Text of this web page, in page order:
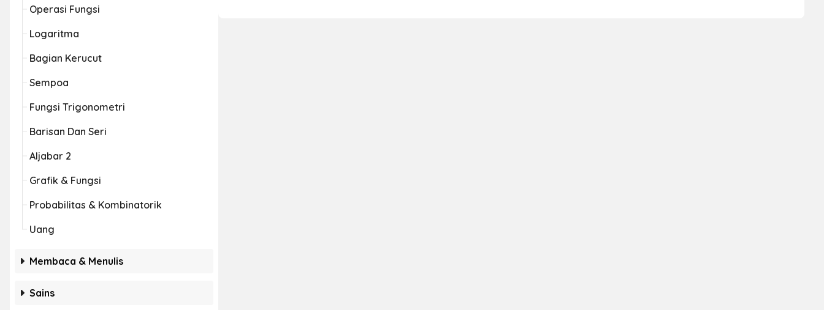
Operasi Fungsi
Logaritma
Bagian Kerucut
Sempoa
Fungsi Trigonometri
Barisan Dan Seri
Aljabar 2
Grafik & Fungsi
Probabilitas & Kombinatorik
Uang
Membaca & Menulis
Sains